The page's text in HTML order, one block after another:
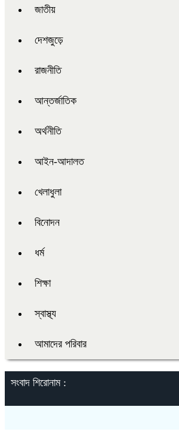
জাতীয়
দেশজুড়ে
রাজনীতি
আন্তর্জাতিক
অর্থনীতি
আইন-আদালত
খেলাধুলা
বিনোদন
ধর্ম
শিক্ষা
স্বাস্থ্য
আমাদের পরিবার
সংবাদ শিরোনাম :